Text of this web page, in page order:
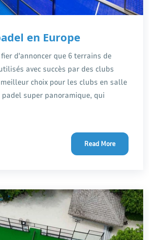
en Europe
fier d'annoncer que 6 terrains de
avec succès par des clubs
choix pour les clubs en salle
super panoramique, qui
Read More